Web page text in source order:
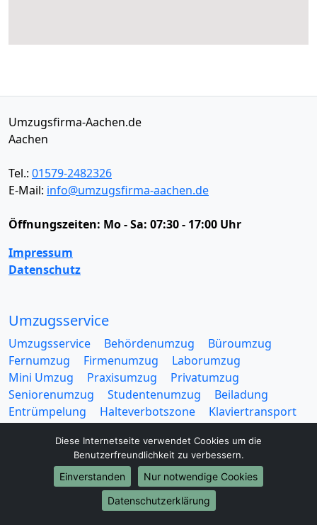
Umzugsfirma-Aachen.de
Aachen
Tel.: 01579-2482326
E-Mail: info@umzugsfirma-aachen.de
Öffnungszeiten: Mo - Sa: 07:30 - 17:00 Uhr
Impressum
Datenschutz
Umzugsservice
Umzugsservice Behördenumzug
Büroumzug
Fernumzug
Firmenumzug
Laborumzug
Mini Umzug
Praxisumzug
Privatumzug
Seniorenumzug
Studentenumzug
Beiladung
Entrümpelung
Halteverbotszone
Klaviertransport
Möbelmitfahrzentrale
Umzugskartons
Diese Internetseite verwendet Cookies um die
Benutzerfreundlichkeit zu verbessern.
Einverstanden
Nur notwendige Cookies
Datenschutzerklärung